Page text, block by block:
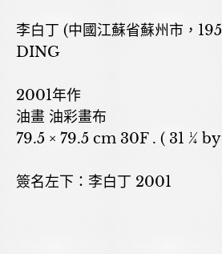
李白丁 (中國江蘇省蘇州市，
DING
2001年作
油畫 油彩畫布
79.5 × 79.5 cm 30F . ( 31 ¼
簽名左下：李白丁 2001